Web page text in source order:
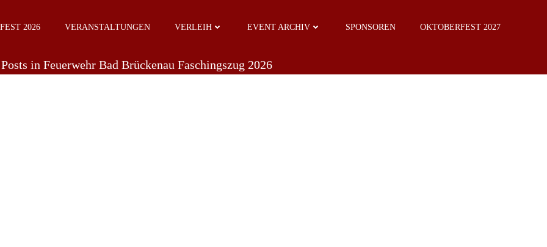
2026 VERANSTALTUNGEN VERLEIH EVENT ARCHIV SPONSOREN OKTOBERFEST 2027
Posts in Feuerwehr Bad Brückenau Faschingszug 2026